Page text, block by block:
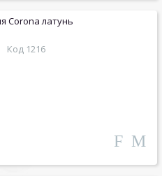
Код 1216